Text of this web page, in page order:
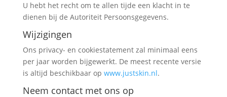
U hebt het recht om te allen tijde een klacht in te
dienen bij de Autoriteit Persoonsgegevens.
Wijzigingen
Ons privacy- en cookiestatement zal minimaal eens
per jaar worden bijgewerkt. De meest recente versie
is altijd beschikbaar op www.justskin.nl.
Neem contact met ons op